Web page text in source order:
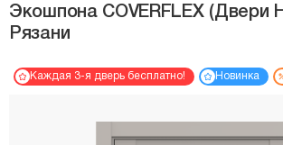
Экошпона COVERFLEX (Двери
Рязани
Каждая 3-я дверь бесплатно! Новинка